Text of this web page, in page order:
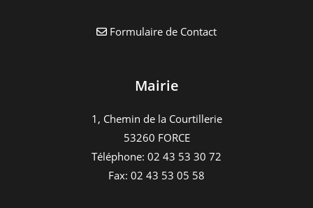
Formulaire de Contact
Mairie
1, Chemin de la Courtillerie
53260 FORCE
Téléphone: 02 43 53 30 72
Fax: 02 43 53 05 58